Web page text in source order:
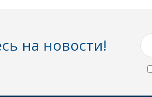
на новости!